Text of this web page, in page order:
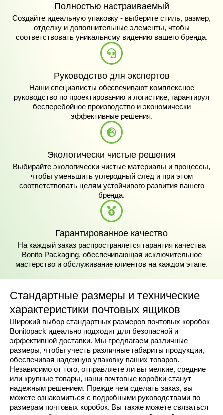
Полностью настраиваемый
Создайте идеальную упаковку - выберите стиль, размер,
отделку и дополнительные элементы, чтобы
соответствовать уникальному видению вашего бренда.
Руководство для экспертов
Наши специалисты обеспечивают комплексное
руководство по проектированию и логистике, гарантируя
бесперебойное производство и экономически
эффективные решения.
Экологически чистые решения
Выбирайте экологически чистые материалы и процессы,
чтобы уменьшить углеродный след и при этом
соответствовать целям устойчивого развития вашего
бренда.
Гарантированное качество
На каждый заказ распространяется гарантия качества
Bonito Packaging, обеспечивающая исключительное
мастерство и обслуживание клиентов на каждом этапе.
Стандартные размеры и технические
характеристики почтовых ящиков
Широкий выбор стандартных размеров почтовых коробок
Bonitopack идеально подходит для безопасной и
эффективной доставки. Мы предлагаем различные
размеры, чтобы учесть различные габариты продукции,
обеспечивая надежную упаковку ваших товаров.
Независимо от того, отправляете ли вы мелкие, средние
или крупные товары, наши почтовые коробки станут
надежным решением. Прежде чем сделать заказ, вы
можете ознакомиться с подробными руководствами по
размерам почтовых коробок. Вы также можете связаться